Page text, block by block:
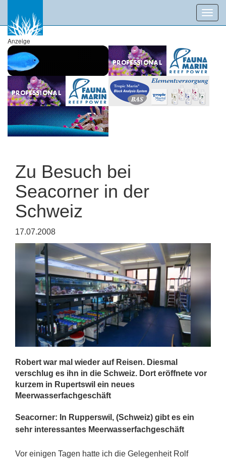
Anzeige
Zu Besuch bei
Seacorner in der
Schweiz
17.07.2008
Robert war mal wieder auf Reisen. Diesmal
verschlug es ihn in die Schweiz. Dort eröffnete vor
kurzem in Rupertswil ein neues
Meerwasserfachgeschäft
Seacorner: In Rupperswil, (Schweiz) gibt es ein
sehr interessantes Meerwasserfachgeschäft
Vor einigen Tagen hatte ich die Gelegenheit Rolf